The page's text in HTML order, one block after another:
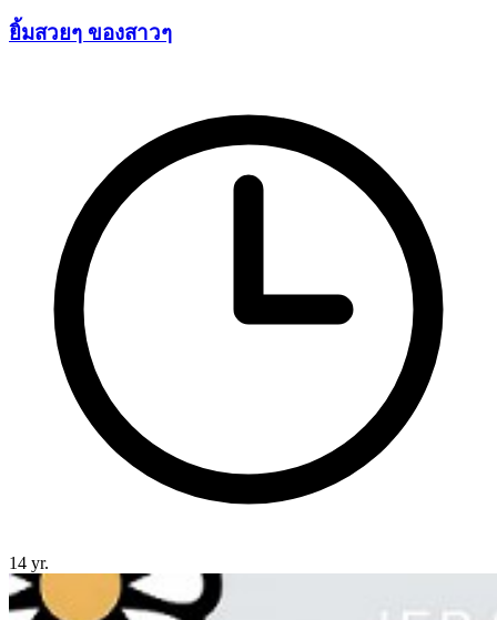
ยิ้มสวยๆ ของสาวๆ
14 yr.